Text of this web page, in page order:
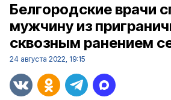
Белгородские врачи
мужчину из
сквозным ранением
24 августа 2022, 19:15